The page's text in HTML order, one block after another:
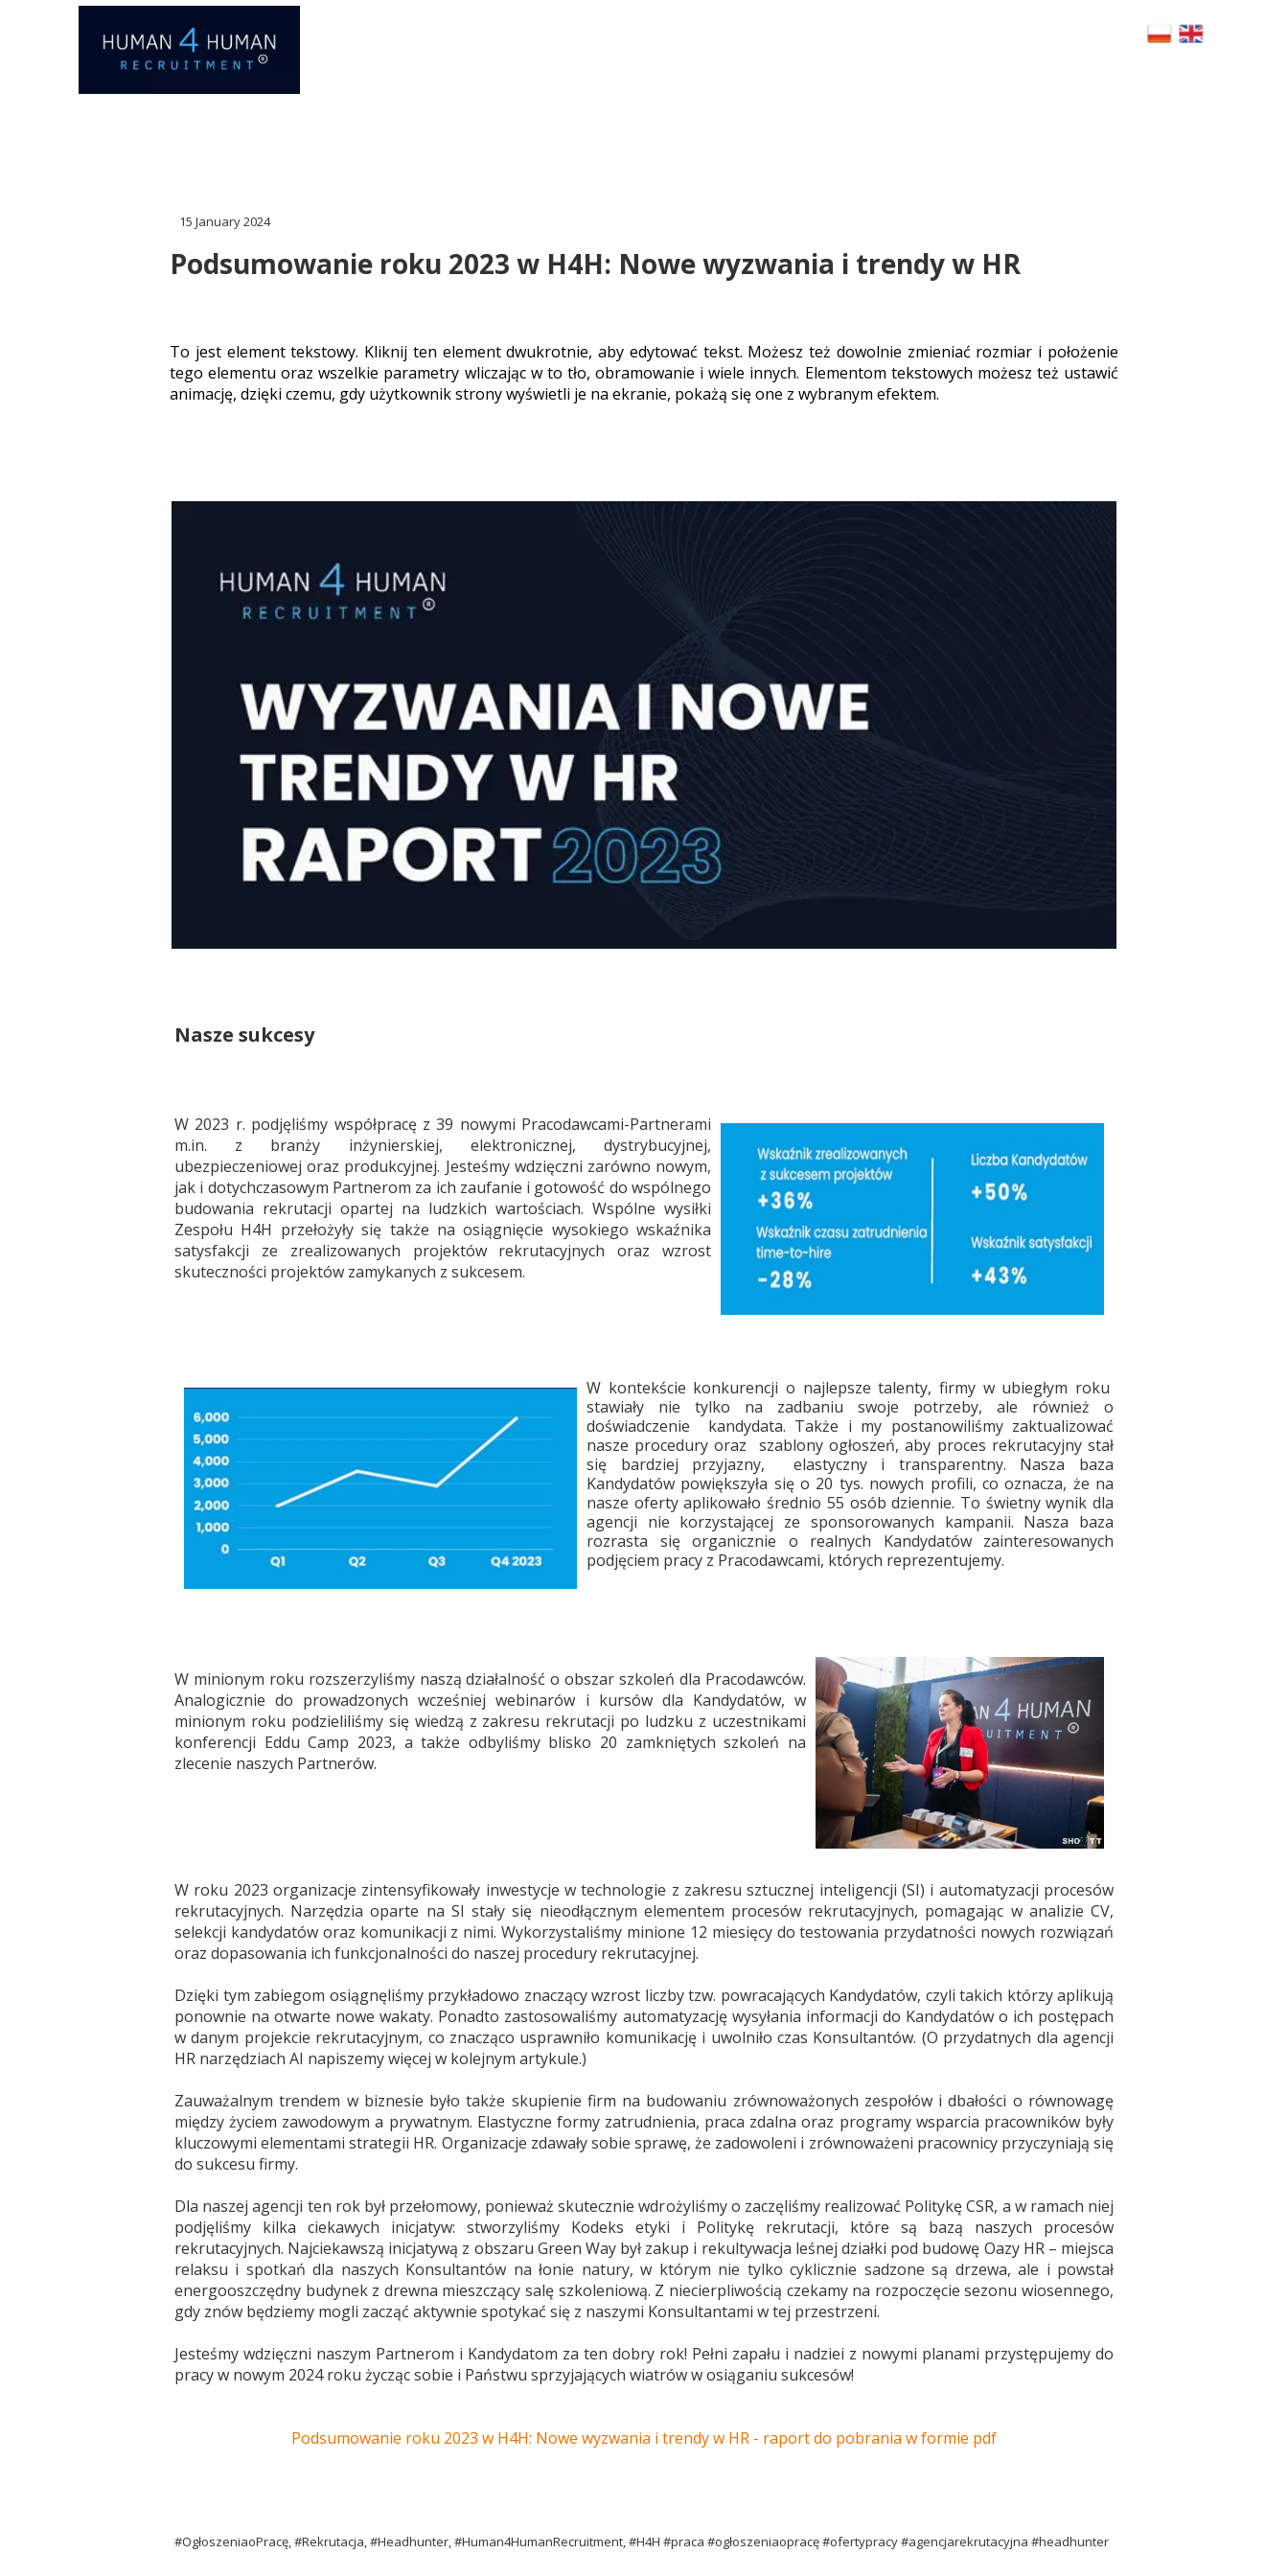
15 January 2024
To jest element tekstowy. Kliknij ten element dwukrotnie, aby edytować tekst. Możesz też dowolnie zmieniać rozmiar i położenie
tego elementu oraz wszelkie parametry wliczając w to tło, obramowanie i wiele innych. Elementom tekstowych możesz też ustawić
animację, dzięki czemu, gdy użytkownik strony wyświetli je na ekranie, pokażą się one z wybranym efektem.
Podsumowanie roku 2023 w H4H: Nowe wyzwania i trendy w HR
Nasze sukcesy
W 2023 r. podjęliśmy współpracę z 39 nowymi Pracodawcami-Partnerami
m.in. z branży inżynierskiej, elektronicznej, dystrybucyjnej,
ubezpieczeniowej oraz produkcyjnej. Jesteśmy wdzięczni zarówno nowym,
jak i dotychczasowym Partnerom za ich zaufanie i gotowość do wspólnego
budowania rekrutacji opartej na ludzkich wartościach. Wspólne wysiłki
Zespołu H4H przełożyły się także na osiągnięcie wysokiego wskaźnika
satysfakcji ze zrealizowanych projektów rekrutacyjnych oraz wzrost
skuteczności projektów zamykanych z sukcesem.
W kontekście konkurencji o najlepsze talenty, firmy w ubiegłym roku
stawiały nie tylko na zadbaniu swoje potrzeby, ale również o
doświadczenie kandydata. Także i my postanowiliśmy zaktualizować
nasze procedury oraz szablony ogłoszeń, aby proces rekrutacyjny stał
się bardziej przyjazny, elastyczny i transparentny. Nasza baza
Kandydatów powiększyła się o 20 tys. nowych profili, co oznacza, że na
nasze oferty aplikowało średnio 55 osób dziennie. To świetny wynik dla
agencji nie korzystającej ze sponsorowanych kampanii. Nasza baza
rozrasta się organicznie o realnych Kandydatów zainteresowanych
podjęciem pracy z Pracodawcami, których reprezentujemy.
W minionym roku rozszerzyliśmy naszą działalność o obszar szkoleń dla Pracodawców.
Analogicznie do prowadzonych wcześniej webinarów i kursów dla Kandydatów, w
minionym roku podzieliliśmy się wiedzą z zakresu rekrutacji po ludzku z uczestnikami
konferencji Eddu Camp 2023, a także odbyliśmy blisko 20 zamkniętych szkoleń na
zlecenie naszych Partnerów.
W roku 2023 organizacje zintensyfikowały inwestycje w technologie z zakresu sztucznej inteligencji (SI) i automatyzacji procesów
rekrutacyjnych. Narzędzia oparte na SI stały się nieodłącznym elementem procesów rekrutacyjnych, pomagając w analizie CV,
selekcji kandydatów oraz komunikacji z nimi. Wykorzystaliśmy minione 12 miesięcy do testowania przydatności nowych rozwiązań
oraz dopasowania ich funkcjonalności do naszej procedury rekrutacyjnej.
Dzięki tym zabiegom osiągnęliśmy przykładowo znaczący wzrost liczby tzw. powracających Kandydatów, czyli takich którzy aplikują
ponownie na otwarte nowe wakaty. Ponadto zastosowaliśmy automatyzację wysyłania informacji do Kandydatów o ich postępach
w danym projekcie rekrutacyjnym, co znacząco usprawniło komunikację i uwolniło czas Konsultantów. (O przydatnych dla agencji
HR narzędziach AI napiszemy więcej w kolejnym artykule.)
Zauważalnym trendem w biznesie było także skupienie firm na budowaniu zrównoważonych zespołów i dbałości o równowagę
między życiem zawodowym a prywatnym. Elastyczne formy zatrudnienia, praca zdalna oraz programy wsparcia pracowników były
kluczowymi elementami strategii HR. Organizacje zdawały sobie sprawę, że zadowoleni i zrównoważeni pracownicy przyczyniają się
do sukcesu firmy.
Dla naszej agencji ten rok był przełomowy, ponieważ skutecznie wdrożyliśmy o zaczęliśmy realizować Politykę CSR, a w ramach niej
podjęliśmy kilka ciekawych inicjatyw: stworzyliśmy Kodeks etyki i Politykę rekrutacji, które są bazą naszych procesów
rekrutacyjnych. Najciekawszą inicjatywą z obszaru Green Way był zakup i rekultywacja leśnej działki pod budowę Oazy HR – miejsca
relaksu i spotkań dla naszych Konsultantów na łonie natury, w którym nie tylko cyklicznie sadzone są drzewa, ale i powstał
energooszczędny budynek z drewna mieszczący salę szkoleniową. Z niecierpliwością czekamy na rozpoczęcie sezonu wiosennego,
gdy znów będziemy mogli zacząć aktywnie spotykać się z naszymi Konsultantami w tej przestrzeni.
Jesteśmy wdzięczni naszym Partnerom i Kandydatom za ten dobry rok! Pełni zapału i nadziei z nowymi planami przystępujemy do
pracy w nowym 2024 roku życząc sobie i Państwu sprzyjających wiatrów w osiąganiu sukcesów!
Podsumowanie roku 2023 w H4H: Nowe wyzwania i trendy w HR - raport do pobrania w formie pdf
#OgłoszeniaoPracę, #Rekrutacja, #Headhunter, #Human4HumanRecruitment, #H4H #praca #ogłoszeniaopracę #ofertypracy #agencjarekrutacyjna #headhunter